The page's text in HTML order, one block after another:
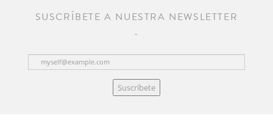
SUSCRÍBETE A NUESTRA NEWSLETTER
Suscríbete